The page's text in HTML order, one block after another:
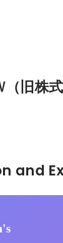
（旧株